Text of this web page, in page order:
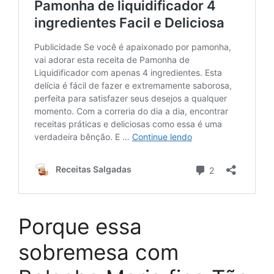
Porque essa
sobremesa com